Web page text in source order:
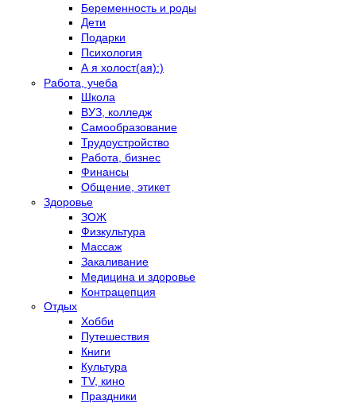
Беременность и роды
Дети
Подарки
Психология
А я холост(ая):)
Работа, учеба
Школа
ВУЗ, колледж
Самообразование
Трудоустройство
Работа, бизнес
Финансы
Общение, этикет
Здоровье
ЗОЖ
Физкультура
Массаж
Закаливание
Медицина и здоровье
Контрацепция
Отдых
Хобби
Путешествия
Книги
Культура
TV, кино
Праздники